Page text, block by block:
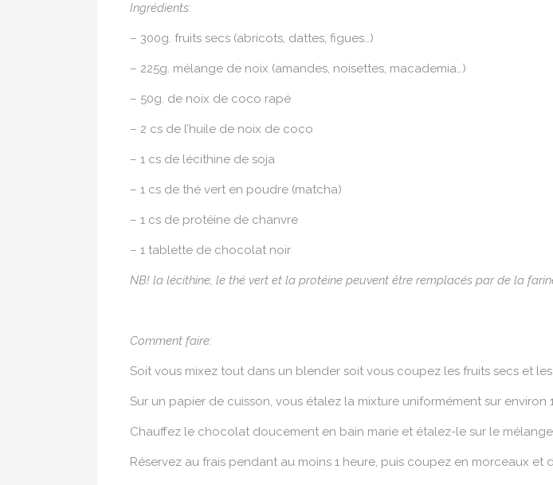
Ingrédients:
– 300g. fruits secs (abricots, dattes, figues…)
– 225g. mélange de noix (amandes, noisettes, macademia…)
– 50g. de noix de coco rapé
– 2 cs de l’huile de noix de coco
– 1 cs de lécithine de soja
– 1 cs de thé vert en poudre (matcha)
– 1 cs de protéine de chanvre
– 1 tablette de chocolat noir
NB! la lécithine, le thé vert et la protéine peuvent être remplacés par de la
Comment faire:
Soit vous mixez tout dans un blender soit vous coupez les fruits secs et
Sur un papier de cuisson, vous étalez la mixture uniformément sur environ
Chauffez le chocolat doucement en bain marie et étalez-le sur le
Réservez au frais pendant au moins 1 heure, puis coupez en morceaux et